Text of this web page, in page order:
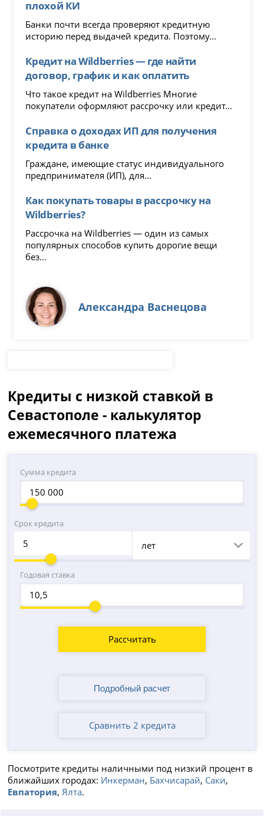
плохой КИ
Банки почти всегда проверяют кредитную
историю перед выдачей кредита. Поэтому...
Кредит на Wildberries — где найти
договор, график и как оплатить
Что такое кредит на Wildberries Многие
покупатели оформляют рассрочку или кредит...
Справка о доходах ИП для получения
кредита в банке
Граждане, имеющие статус индивидуального
предпринимателя (ИП), для...
Как покупать товары в рассрочку на
Wildberries?
Рассрочка на Wildberries — один из самых
популярных способов купить дорогие вещи
без...
Александра Васнецова
Кредиты с низкой ставкой в
Севастополе - калькулятор
ежемесячного платежа
Сумма кредита
Срок кредита
лет
Годовая ставка
Рассчитать
Сравнить 2 кредита
Посмотрите кредиты наличными под низкий процент в
ближайших городах: Инкерман, Бахчисарай, Саки,
Евпатория, Ялта.